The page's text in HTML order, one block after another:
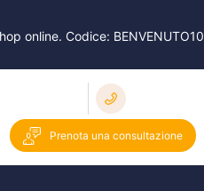
online. Codice: BENVENUTO10
Prenota una consultazione